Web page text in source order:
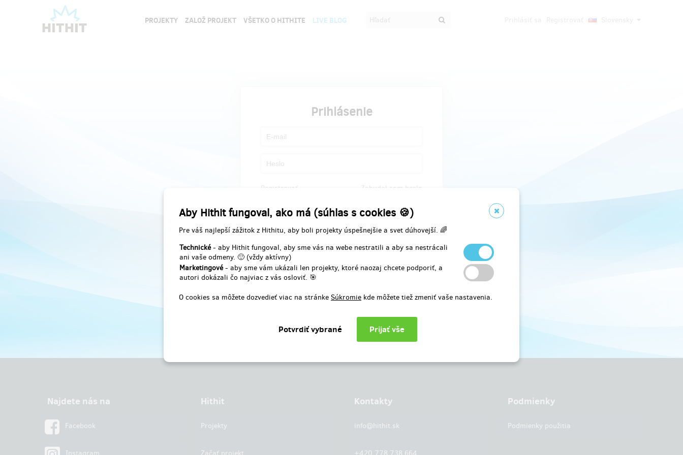
Aby Hithit fungoval, ako má (súhlas s cookies 🍪)
Pre váš najlepší zážitok z Hithitu, aby boli projekty úspešnejšie a svet dúhovejší. 🌈
Technické- aby Hithit fungoval, aby sme vás na webe nestratili a aby sa nestrácali
ani vaše odmeny. 🙂 (vždy aktívny)
Marketingové- aby sme vám ukázali len projekty, ktoré naozaj chcete podporiť, a
autori dokázali čo najviac z vás osloviť. 🎯
O cookies sa môžete dozvedieť viac na stránke Súkromie kde môžete tiež zmeniť vaše nastavenia.
PROJEKTY ZALOŽ PROJEKT VŠETKO O HITHITE LIVE BLOG
Prihlásenie
Registrovať Zabudol som heslo
Najdete nás na
Facebook
Hithit
Projekty
Kontakty
info@hithit.sk
Podmienky
Podmienky použitia